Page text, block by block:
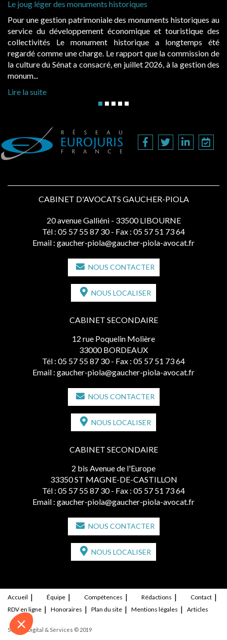
monuments historiques
patrimoniale des monuments historiques au
économique et touristique des
monument historique a longtemps été
une charge. Le rapport que la commission de
a consacré, en juillet 2026, à la gestion des
Evocatrices des
également un
public, elles
d’occupation.
CABINET D'AVOCATS GAUCHER-PIOLA
20 avenue Galliéni - 33500 LIBOURNE
Tél : 05 57 55 87 30 - Fax : 05 57 51 73 64
Email : gaucher-piola@gaucher-piola-avocat.fr
NOUS CONTACTER
NOUS LOCALISER
CABINET SECONDAIRE
12 rue Poquelin Molière
33000 BORDEAUX
Tél : 05 57 55 87 30 - Fax : 05 57 51 73 64
Email : gaucher-piola@gaucher-piola-avocat.fr
NOUS CONTACTER
NOUS LOCALISER
CABINET SECONDAIRE
2 bis Avenue de l'Europe
33350 ST MAGNE-DE-CASTILLON
Tél : 05 57 55 87 30 - Fax : 05 57 51 73 64
Email : gaucher-piola@gaucher-piola-avocat.fr
NOUS CONTACTER
NOUS LOCALISER
Accueil Équipe Compétences Rédactions
Contact
RDV en ligne
Honoraires Plan du site Mentions légales Articles
Septeo Digital & Services © 2019